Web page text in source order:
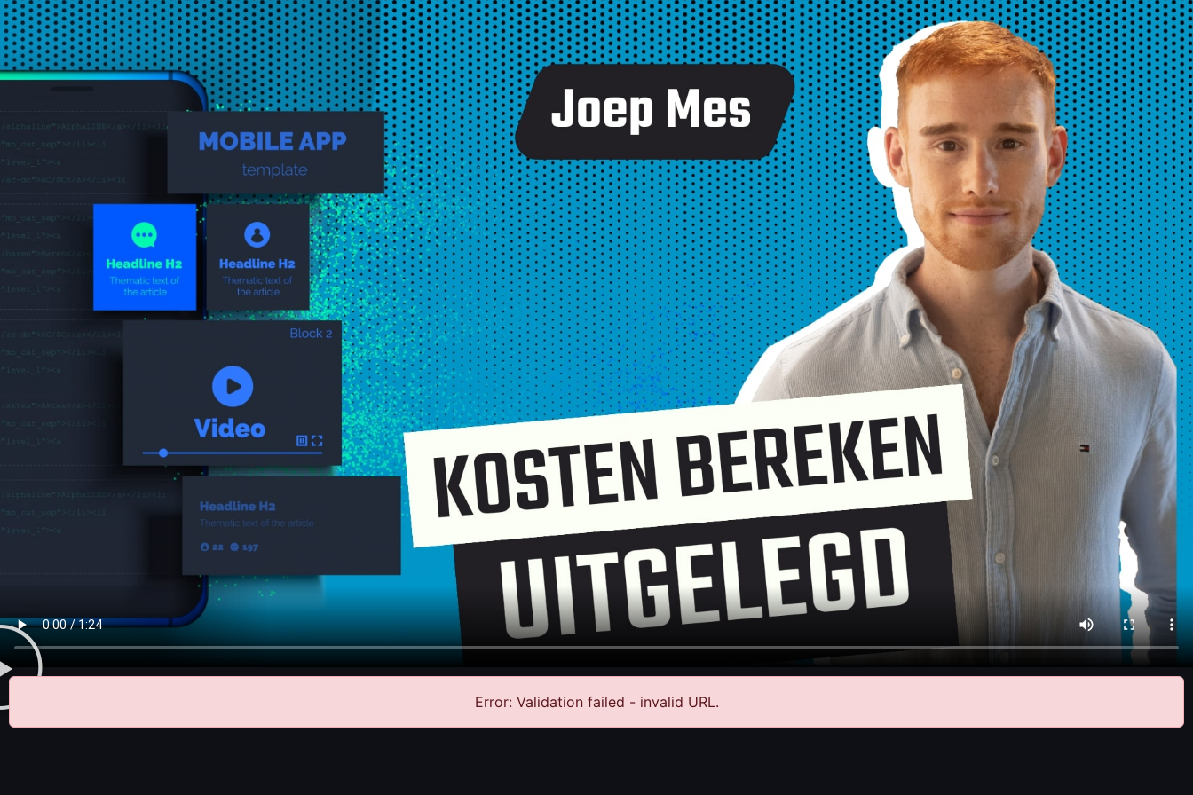
In 5 minuten de kosten van jouw project berekenen
Portfolio Diensten
Over ons
06 39 31 22 62
Error: Validation failed - invalid URL.